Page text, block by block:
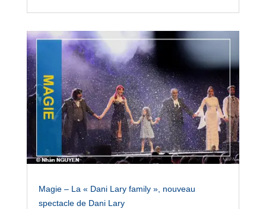
Magie – La « Dani Lary family », nouveau
spectacle de Dani Lary